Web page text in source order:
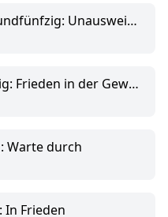
Unausweichlich
Frieden in der Gewalt
Warte durch
Frieden